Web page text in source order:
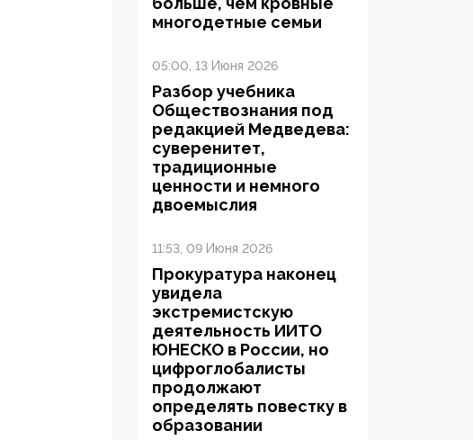
многодетные семьи
05:00, 13 Июня 2026
Разбор учебника
Обществознания под
редакцией Медведева:
суверенитет,
традиционные
ценности и немного
двоемыслия
11:53, 09 Июня 2026
Прокуратура наконец
увидела
экстремистскую
деятельность ИИТО
ЮНЕСКО в России, но
цифроглобалисты
продолжают
определять повестку в
образовании